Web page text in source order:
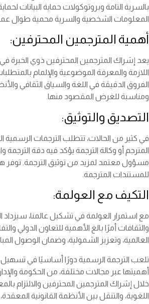
بالسرية التامة وبروتوكولات حماية البيانات
المعلومات الشخصية والسرية محمية طوال
أهمية المترجمين المحترفين:
يعد إشراك المترجمين المحترفين ذوي الخبرة في
اللازمة والمعرفة الموضوعية والإلمام
الفروق الدقيقة في اللغة والسياق الثقافي
ومناسبة للغرض المقصود منها.
التصديق والتوثيق:
في كثير من الحالات، تتطلب الترجمات الرسمية
المترجم أو وكالة الترجمة يؤكد فيه دقة
مسؤول معتمد لمزيد من توثيق الترجمة. توفر
للمستندات المترجمة.
التكيف مع العولمة:
مع استمرار العولمة في تشكيل عالمنا، سيزداد
والثقافات أمرًا بالغ الأهمية للتعاون الدولي
العالمية، وتعزيز الشمولية، وضمان الوصول
تلعب الترجمة الرسمية دورًا أساسيًا في تسهيل
أهميتها عبر مجالات مختلفة، من الحكومة
خلال إشراك المترجمين المحترفين والالتزام
اللغوية، والتنقل بين الأنظمة القانونية